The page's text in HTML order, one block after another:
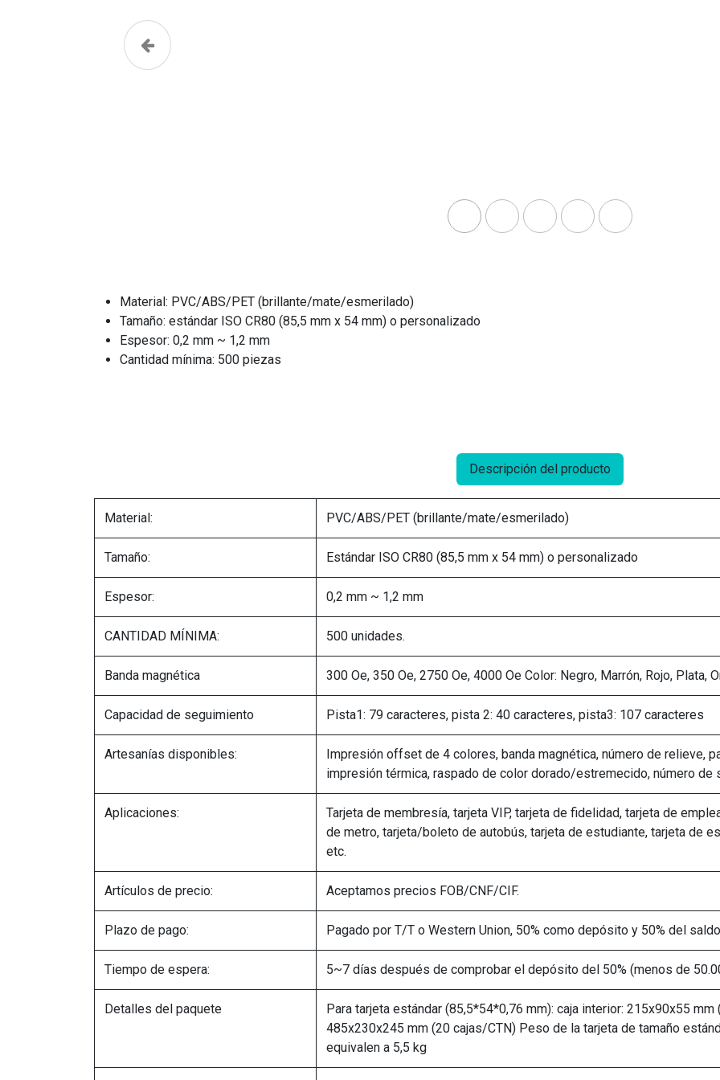
Anterior
Material: PVC/ABS/PET (brillante/mate/esmerilado)
Tamaño: estándar ISO CR80 (85,5 mm x 54 mm) o personalizado
Espesor: 0,2 mm ~ 1,2 mm
Cantidad mínima: 500 piezas
Descripción del producto
Material: PVC/ABS/PET (brillante/mate/esmerilado)
Tamaño: Estándar ISO CR80 (85,5 mm x 54 mm) o personalizado
Espesor: 0,2 mm ~ 1,2 mm
CANTIDAD MÍNIMA: 500 unidades.
Banda magnética 300 Oe, 350 Oe, 2750 Oe, 4000 Oe Color: Negro, Marrón, Rojo, Plata,
Capacidad de seguimiento Pista1: 79 caracteres, pista 2: 40 caracteres, pista3: 107 caracteres
Artesanías disponibles:
Impresión offset de 4 colores, banda magnética, número de relieve,
impresión térmica, raspado de color dorado/estremecido, número de
Aplicaciones:
Tarjeta de membresía, tarjeta VIP, tarjeta de fidelidad, tarjeta de
de metro, tarjeta/boleto de autobús, tarjeta de estudiante, tarjeta de
etc.
Artículos de precio: Aceptamos precios FOB/CNF/CIF.
Plazo de pago: Pagado por T/T o Western Union, 50% como depósito y 50% del
Tiempo de espera: 5~7 días después de comprobar el depósito del 50% (menos de
Detalles del paquete
Para tarjeta estándar (85,5*54*0,76 mm): caja interior: 215x90x55
485x230x245 mm (20 cajas/CTN) Peso de la tarjeta de tamaño
equivalen a 5,5 kg